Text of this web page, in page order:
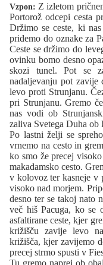
Vzpon: Z izletom
Portorož odcepi cesta
Držimo se ceste, ki
pridemo do oznake za
Ceste se držimo do
ovinku bomo desno
skozi tunel. Pot se
nadaljevanju pot zavije
levo proti Strunjanu.
pri Strunjanu. Gremo
nas vodi ob
zaliva Svetega Duha ob
Po lastni želji se
vrnemo na cesto in
ko smo že precej
makadamsko cesto.
v kolovoz ter kasneje v
visoko nad morjem.
desno ter se takoj nato
več hiš Pacuga, ko se
asfaltirane ceste, kjer
križišču zavije levo
križišča, kjer zavijemo
precej strmo spusti v
Tu gremo naprej ob